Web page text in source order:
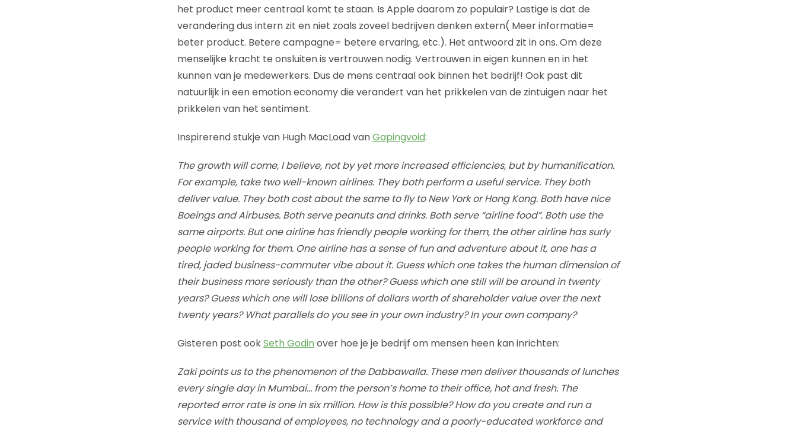
het product meer centraal komt te staan. Is Apple daarom zo populair? Lastige is dat de
verandering dus intern zit en niet zoals zoveel bedrijven denken extern( Meer informatie=
beter product. Betere campagne= betere ervaring, etc.). Het antwoord zit in ons. Om deze
menselijke kracht te onsluiten is vertrouwen nodig. Vertrouwen in eigen kunnen en in het
kunnen van je medewerkers. Dus de mens centraal ook binnen het bedrijf! Ook past dit
natuurlijk in een emotion economy die verandert van het prikkelen van de zintuigen naar het
prikkelen van het sentiment.
Inspirerend stukje van Hugh MacLoad vanGapingvoid:
The growth will come, I believe, not by yet more increased efficiencies, but by humanification.
For example, take two well-known airlines. They both perform a useful service. They both
deliver value. They both cost about the same to fly to New York or Hong Kong. Both have nice
Boeings and Airbuses. Both serve peanuts and drinks. Both serve “airline food”. Both use the
same airports. But one airline has friendly people working for them, the other airline has surly
people working for them. One airline has a sense of fun and adventure about it, one has a
tired, jaded business-commuter vibe about it. Guess which one takes the human dimension of
their business more seriously than the other? Guess which one still will be around in twenty
years? Guess which one will lose billions of dollars worth of shareholder value over the next
twenty years? What parallels do you see in your own industry? In your own company?
Gisteren post ookSeth Godin over hoe je je bedrijf om mensen heen kan inrichten:
Zaki points us to the phenomenon of the Dabbawalla. These men deliver thousands of lunches
every single day in Mumbai… from the person’s home to their office, hot and fresh. The
reported error rate is one in six million. How is this possible? How do you create and run a
service with thousand of employees, no technology and a poorly-educated workforce and